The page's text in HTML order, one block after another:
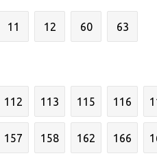
11 12 60 63
112 113 115 116
157 158 162 166